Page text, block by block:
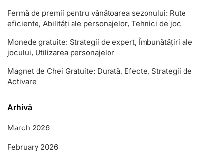
Fermă de premii pentru vânătoarea sezonului: Rute
eficiente, Abilități ale personajelor, Tehnici de joc
Monede gratuite: Strategii de expert, Îmbunătățiri ale
jocului, Utilizarea personajelor
Magnet de Chei Gratuite: Durată, Efecte, Strategii de
Activare
Arhivă
March 2026
February 2026